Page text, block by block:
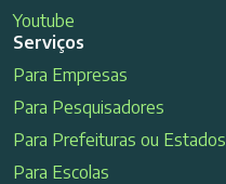
Youtube
Serviços
Para Empresas
Para Pesquisadores
Para Prefeituras ou Estados
Para Escolas